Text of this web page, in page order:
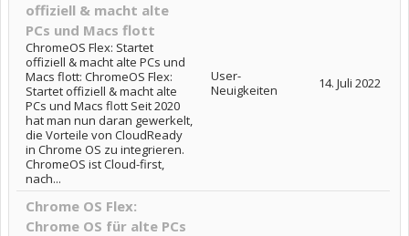
offiziell & macht alte
PCs und Macs flott
ChromeOS Flex: Startet
offiziell & macht alte PCs und
Macs flott: ChromeOS Flex:
Startet offiziell & macht alte
PCs und Macs flott Seit 2020
hat man nun daran gewerkelt,
die Vorteile von CloudReady
in Chrome OS zu integrieren.
ChromeOS ist Cloud-first,
nach...
User-
Neuigkeiten
14. Juli 2022
Chrome OS Flex:
Chrome OS für alte PCs